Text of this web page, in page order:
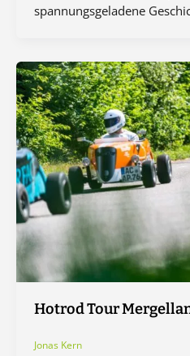
spannungsgeladene
Hotrod Tour
Jonas Kern